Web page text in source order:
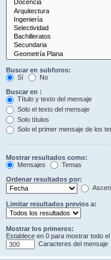
Buscar en subforos:
Sí
No
Buscar en :
Título y texto del mensaje
Solo el texto del mensaje
Solo títulos
Solo el primer mensaje de los
Mostrar resultados como:
Mensajes
Temas
Ordenar resultados por:
Limitar resultados previos a:
Mostrar los primeros:
Establece en 0 para mostrar todo el
Caracteres del mensaje